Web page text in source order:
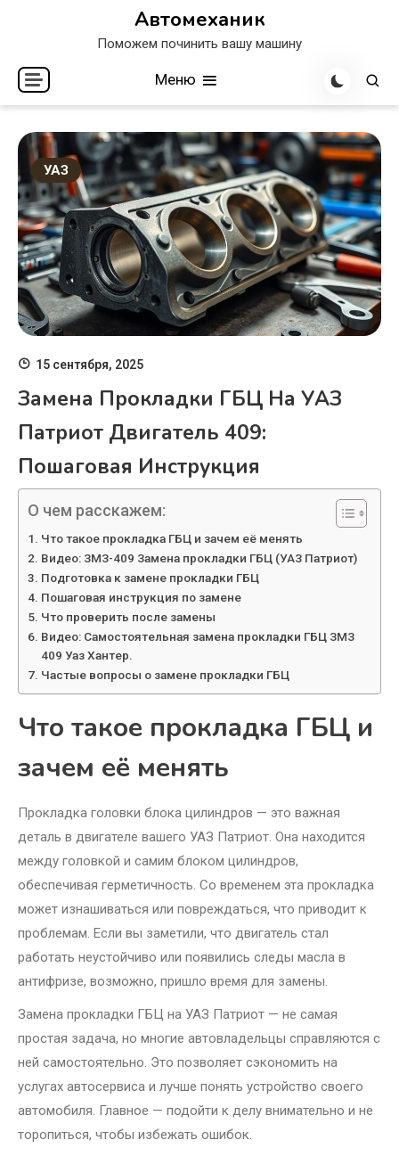
Автомеханик
Поможем починить вашу машину
Меню
УАЗ
15 сентября, 2025
Замена Прокладки ГБЦ На УАЗ
Патриот Двигатель 409:
Пошаговая Инструкция
О чем расскажем:
Что такое прокладка ГБЦ и зачем её менять
Видео: ЗМЗ-409 Замена прокладки ГБЦ (УАЗ Патриот)
Подготовка к замене прокладки ГБЦ
Пошаговая инструкция по замене
Что проверить после замены
Видео: Самостоятельная замена прокладки ГБЦ ЗМЗ
409 Уаз Хантер.
Частые вопросы о замене прокладки ГБЦ
Что такое прокладка ГБЦ и
зачем её менять
Прокладка головки блока цилиндров — это важная
деталь в двигателе вашего УАЗ Патриот. Она находится
между головкой и самим блоком цилиндров,
обеспечивая герметичность. Со временем эта прокладка
может изнашиваться или повреждаться, что приводит к
проблемам. Если вы заметили, что двигатель стал
работать неустойчиво или появились следы масла в
антифризе, возможно, пришло время для замены.
Замена прокладки ГБЦ на УАЗ Патриот — не самая
простая задача, но многие автовладельцы справляются с
ней самостоятельно. Это позволяет сэкономить на
услугах автосервиса и лучше понять устройство своего
автомобиля. Главное — подойти к делу внимательно и не
торопиться, чтобы избежать ошибок.